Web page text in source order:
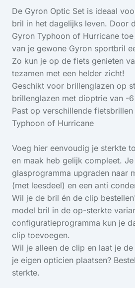
De Gyron Optic Set is ideaal
bril in het dagelijks leven. Door
Gyron Typhoon of Hurricane
van je gewone Gyron sportbril
Zo kun je op de fiets genieten
tezamen met een helder zicht!
Geschikt voor brillenglazen op
brillenglazen met dioptrie van -
Past op verschillende
Typhoon of Hurricane
Voeg hier eenvoudig je sterkte
en maak heb gelijk compleet.
glasprogramma upgraden naar
(met leesdeel) en een anti
Wil je de bril én de clip
model bril in de op-sterkte
configuratieprogramma kun je
clip toevoegen.
Wil je alleen de clip en laat je
je eigen opticien plaatsen?
sterkte.